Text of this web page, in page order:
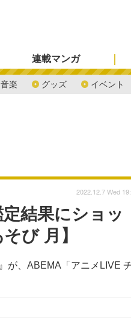
音楽 グッズ イベント
連載マンガ
結果にショッ
び 月】
が、ABEMA「アニメLIVE
2022.12.7 Wed